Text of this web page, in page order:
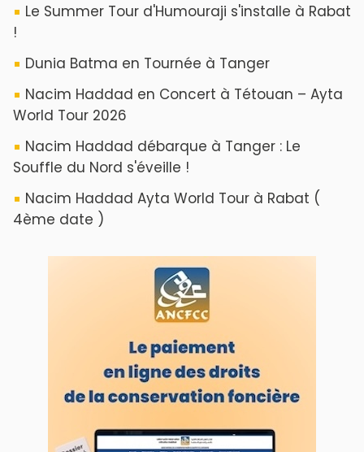
Le Summer Tour d'Humouraji s'installe à Rabat
!
Dunia Batma en Tournée à Tanger
Nacim Haddad en Concert à Tétouan – Ayta
World Tour 2026
Nacim Haddad débarque à Tanger : Le
Souffle du Nord s'éveille !
Nacim Haddad Ayta World Tour à Rabat (
4ème date )